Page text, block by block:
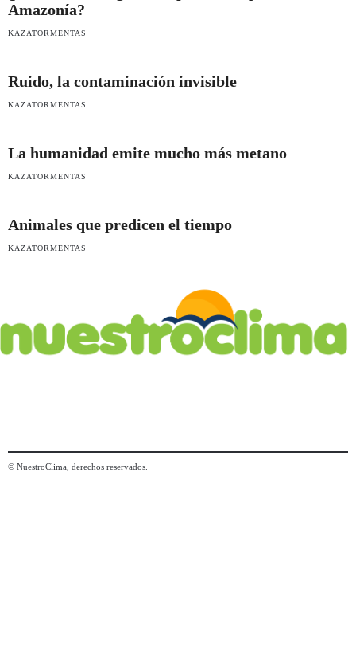
Amazonía?
KAZATORMENTAS
Ruido, la contaminación invisible
KAZATORMENTAS
La humanidad emite mucho más metano
KAZATORMENTAS
Animales que predicen el tiempo
KAZATORMENTAS
© NuestroClima, derechos reservados.